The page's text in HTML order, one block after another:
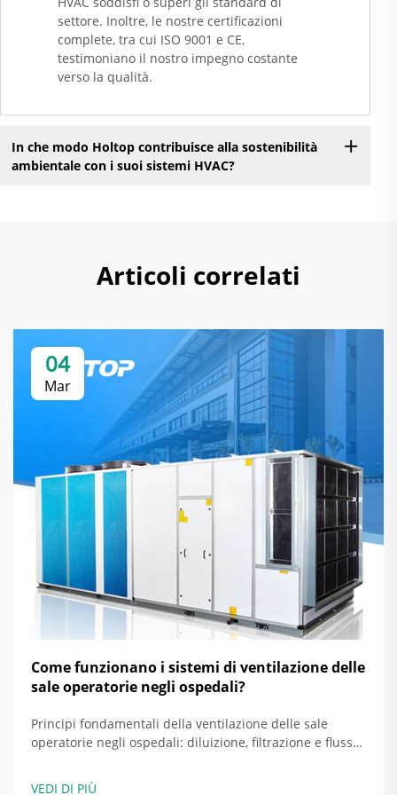
settore. Inoltre, le nostre certificazioni
complete, tra cui ISO 9001 e CE,
testimoniano il nostro impegno costante
verso la qualità.
In che modo Holtop contribuisce alla sostenibilità
ambientale con i suoi sistemi HVAC?
Articoli correlati
04
Mar
Come funzionano i sistemi di ventilazione delle
sale operatorie negli ospedali?
Principi fondamentali della ventilazione delle sale
operatorie negli ospedali: diluizione, filtrazione e flusso
operatorie negli ospedali odierni si basano su tre
VEDI DI PIÙ